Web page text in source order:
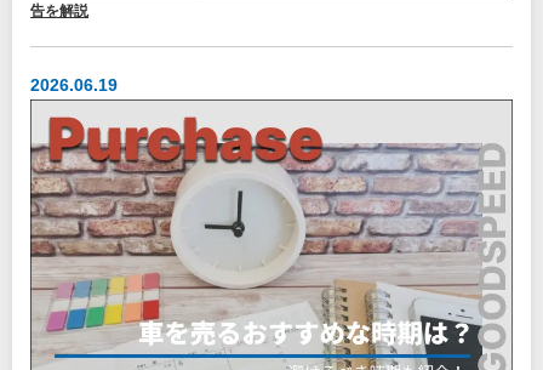
告を解説
2026.06.19